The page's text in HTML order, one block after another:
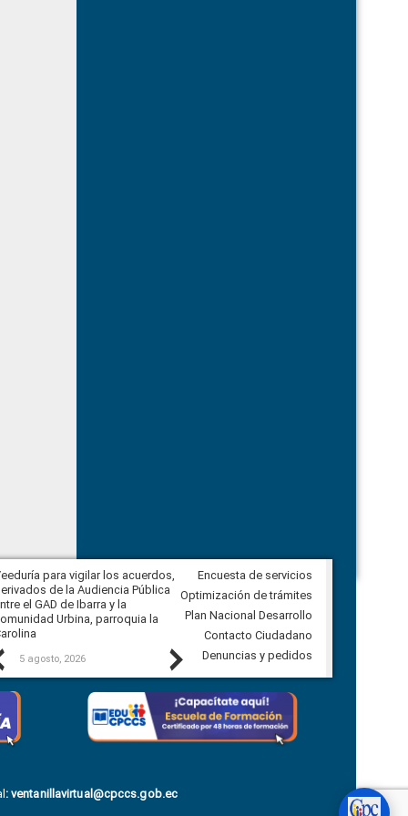
Previous
para vigilar los acuerdos,
de la Audiencia Pública
el GAD de Ibarra y la
Urbina, parroquia la
5 agosto, 2026
CPCCS convoca a Veeduría
Ciudadana para vigilar el concurso
5 agosto, 2026
Next
Encuesta de servicios
Optimización de trámites
Plan Nacional Desarrollo
Contacto Ciudadano
Denuncias y pedidos
:ventanillavirtual@cpccs.gob.ec